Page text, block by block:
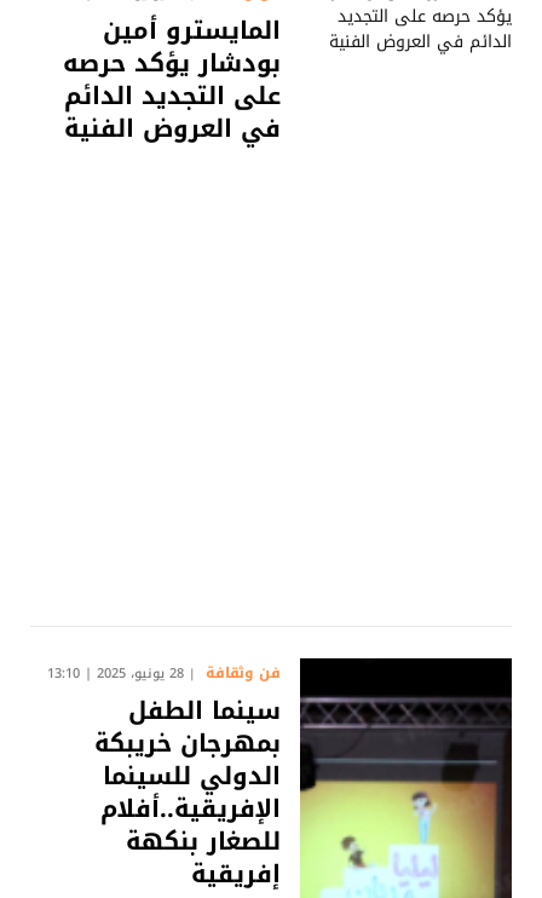
المايسترو أمين
بودشار يؤكد حرصه
على التجديد الدائم
في العروض الفنية
فن وثقافة 28 يونيو، 2025 | 13:10
سينما الطفل
بمهرجان خريبكة
الدولي للسينما
الإفريقية..أفلام
للصغار بنكهة
إفريقية